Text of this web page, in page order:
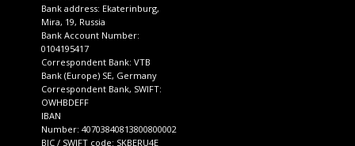
Bank address: Ekaterinburg,
Mira, 19, Russia
Bank Account Number:
0104195417
Correspondent Bank: VTB
Bank (Europe) SE, Germany
Correspondent Bank, SWIFT:
OWHBDEFF
IBAN
Number: 40703840813800800002
BIC / SWIFT code: SKBERU4E